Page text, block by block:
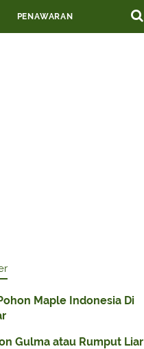
PENAWARAN
Maple Indonesia Di
Gulma atau Rumput Liar